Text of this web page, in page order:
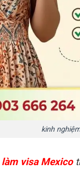
kinh
visa Mexico